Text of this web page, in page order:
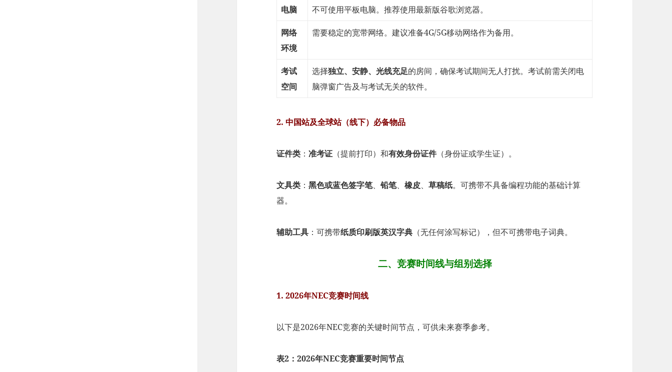
电脑
不可使用平板电脑。推荐使用最新版谷歌浏览器。
网络
环境
需要稳定的宽带网络。建议准备4G/5G移动网络作为备用。
考试
空间
选择独立、安静、光线充足的房间，确保考试期间无人打扰。考试前需关闭电
脑弹窗广告及与考试无关的软件。
2. 中国站及全球站（线下）必备物品
证件类 ：准考证 （提前打印）和有效身份证件（身份证或学生证）。
文具类 ：黑色或蓝色签字笔、铅笔、橡皮、草稿纸。可携带不具备编程功能的基础计算
器。
辅助工具 ：可携带纸质印刷版英汉字典 （无任何涂写标记），但不可携带电子词典。
二、竞赛时间线与组别选择
1. 2026年NEC竞赛时间线
以下是2026年NEC竞赛的关键时间节点，可供未来赛季参考。
表2：2026年NEC竞赛重要时间节点